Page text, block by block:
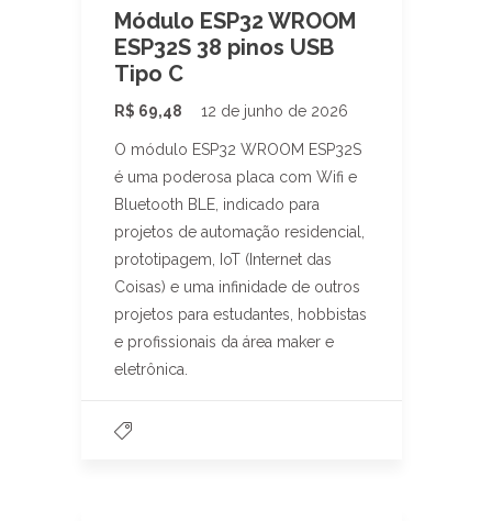
Módulo ESP32 WROOM
ESP32S 38 pinos USB
Tipo C
R$ 69,48 12 de junho de 2026
O módulo ESP32 WROOM ESP32S
é uma poderosa placa com Wifi e
Bluetooth BLE, indicado para
projetos de automação residencial,
prototipagem, IoT (Internet das
Coisas) e uma infinidade de outros
projetos para estudantes, hobbistas
e profissionais da área maker e
eletrônica.